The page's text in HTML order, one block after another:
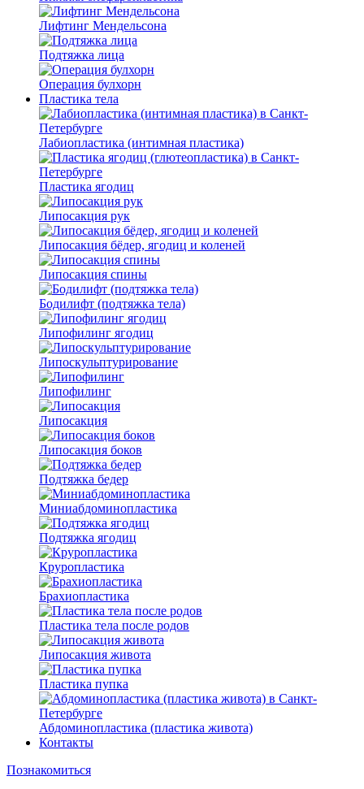
Лифтинг Мендельсона
Подтяжка лица
Операция булхорн
Пластика тела
Лабиопластика (интимная пластика)
Пластика ягодиц
Липосакция рук
Липосакция бёдер, ягодиц и коленей
Липосакция спины
Бодилифт (подтяжка тела)
Липофилинг ягодиц
Липоскульптурирование
Липофилинг
Липосакция
Липосакция боков
Подтяжка бедер
Миниабдоминопластика
Подтяжка ягодиц
Круропластика
Брахиопластика
Пластика тела после родов
Липосакция живота
Пластика пупка
Абдоминопластика (пластика живота)
Контакты
Познакомиться